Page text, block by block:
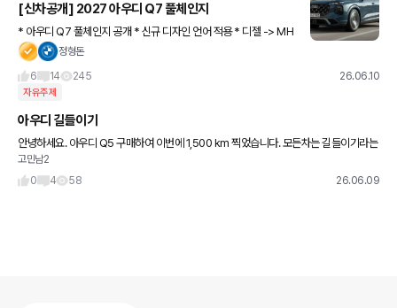
[신차공개] 2027 아우디 Q7 풀체인지
* 아우디 Q7 풀체인지 공개 * 신규 디자인 언어 적용 * 디젤 -> MH
EV 플러스 적용 * 디지털 매트릭스 LED 헤드라이트 탑재 * 5/6/7인
정형돈
6
14 245 26.06.10
자유주제
아우디 길들이기
안녕하세요. 아우디 Q5 구매하여 이번에 1,500 km 찍었습니다. 모든차는 길들이기라는
게 있던데, 딜러님이 말씀해주시길 요즘 차량은 길들이기 안해도되서 첫 엔진오일은 그냥
15,000km 도래하
고민남2
0
4 58 26.06.09